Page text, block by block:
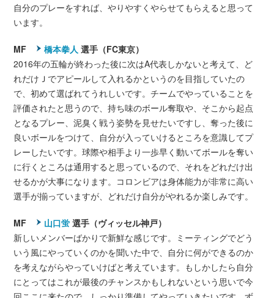
自分のプレーをすれば、やりやすくやらせてもらえると思って
います。
MF 橋本拳人 選手（FC東京）
2016年の五輪が終わった後に次はA代表しかないと考えて、ど
れだけＪでアピールして入れるかというのを目指していたの
で、初めて選ばれてうれしいです。チームでやっていることを
評価されたと思うので、持ち味のボール奪取や、そこから起点
となるプレー、泥臭く戦う姿勢を見せたいですし、奪った後に
良いボールをつけて、自分が入っていけるところを意識してプ
レーしたいです。球際や相手より一歩早く動いてボールを奪い
に行くところは通用すると思っているので、それをどれだけ出
せるかが大事になります。コロンビアは身体能力が非常に高い
選手が揃っていますが、どれだけ自分がやれるか楽しみです。
MF 山口蛍 選手（ヴィッセル神戸）
新しいメンバーばかりで新鮮な感じです。ミーティングでどう
いう風にやっていくのかを聞いた中で、自分に何ができるのか
を考えながらやっていけばと考えています。もしかしたら自分
にとってはこれが最後のチャンスかもしれないという思いで今